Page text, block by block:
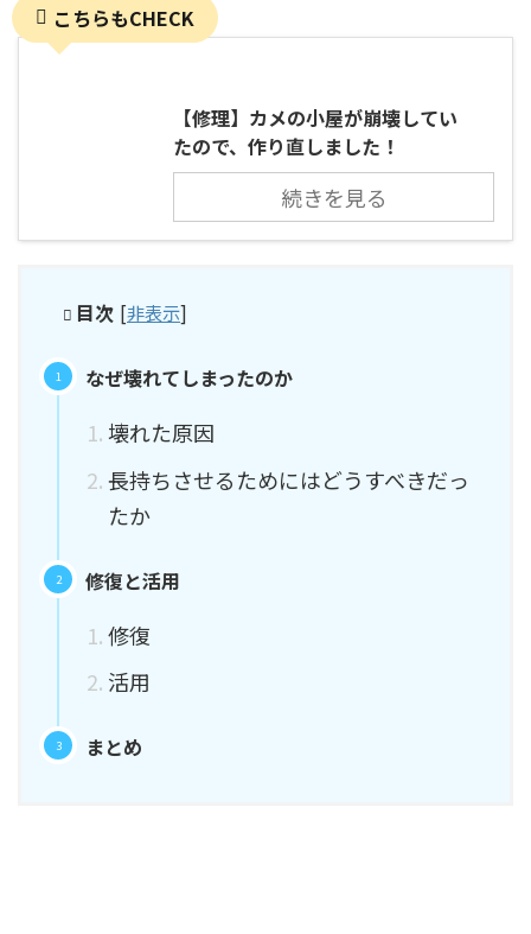
こちらもCHECK
【修理】カメの小屋が崩壊してい
たので、作り直しました！
続きを見る
目次 [非表示]
なぜ壊れてしまったのか
壊れた原因
長持ちさせるためにはどうすべきだっ
たか
修復と活用
修復
活用
まとめ